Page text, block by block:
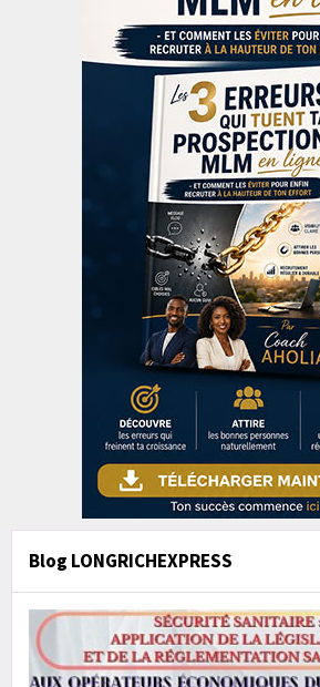
Blog LONGRICHEXPRESS